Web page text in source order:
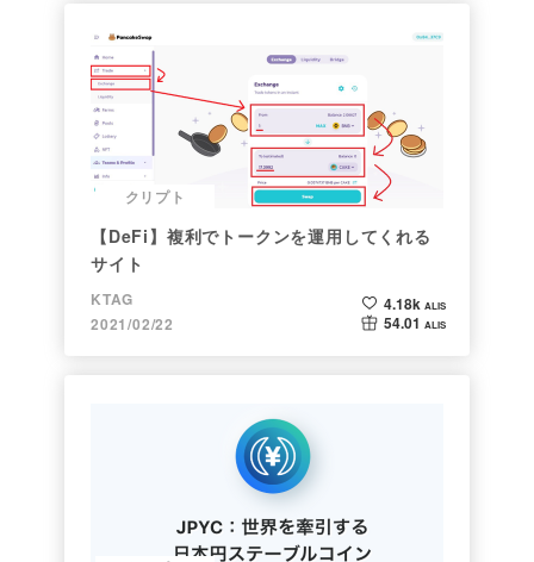
クリプト
【DeFi】複利でトークンを運用してくれる
サイト
KTAG
2021/02/22
4.18k ALIS
54.01 ALIS